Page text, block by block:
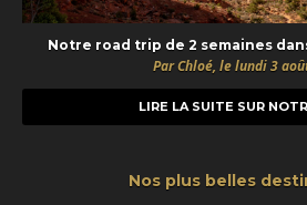
Notre road trip de 2 semaines
Par Chloé, le lundi 3
LIRE LA SUITE SUR
Nos plus belles